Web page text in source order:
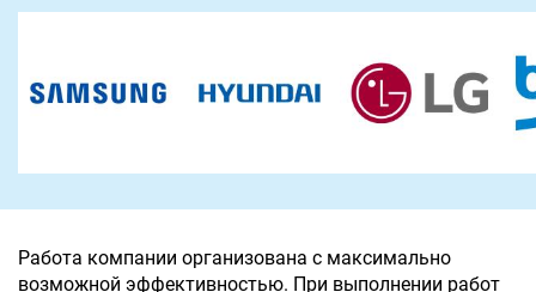
Работа компании организована с максимально
возможной эффективностью. При выполнении работ